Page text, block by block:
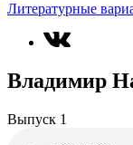
Литературные
Владимир
Выпуск 1